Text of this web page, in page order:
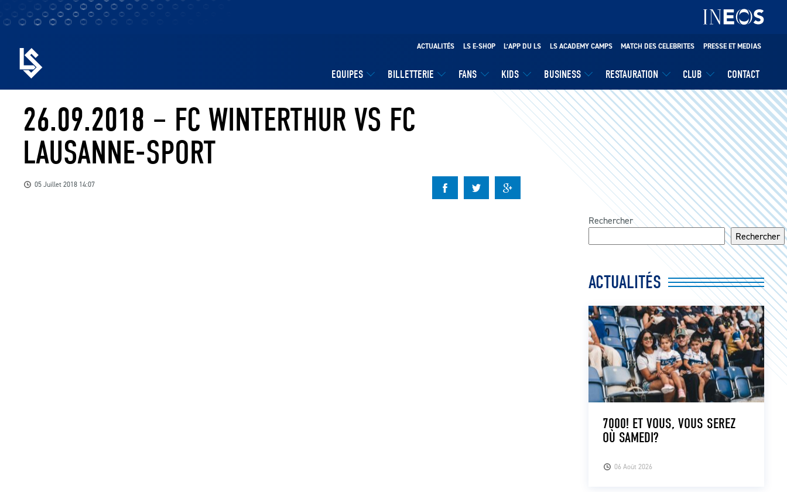
EQUIPES BILLETTERIE FANS KIDS BUSINESS RESTAURATION CLUB CONTACT
ACTUALITÉS LS E-SHOP L’APP DU LS LS ACADEMY CAMPS MATCH DES CELEBRITES PRESSE ET MEDIAS
26.09.2018 – FC WINTERTHUR VS FC
LAUSANNE-SPORT
05 Juillet 2018 14:07
Rechercher
Rechercher
ACTUALITÉS
06 Août 2026
7000! ET VOUS, VOUS SEREZ
OÙ SAMEDI?